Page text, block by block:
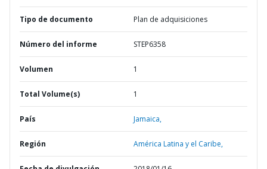
Tipo de documento Plan de adquisiciones
Número del informe STEP6358
Volumen 1
Total Volume(s) 1
País Jamaica,
Región América Latina y el Caribe,